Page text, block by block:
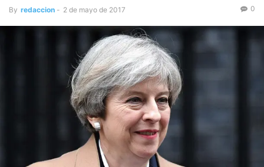
By redaccion - 2 de mayo de 2017 0